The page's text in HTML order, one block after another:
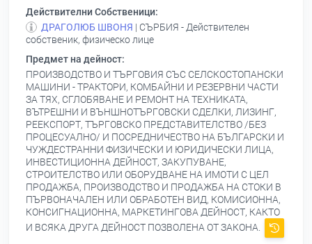
Действителни Собственици:
ДРАГОЛЮБ ШВОНЯ | СЪРБИЯ - Действителен
собственик, физическо лице
Предмет на дейност:
ПРОИЗВОДСТВО И ТЪРГОВИЯ СЪС СЕЛСКОСТОПАНСКИ
МАШИНИ - ТРАКТОРИ, КОМБАЙНИ И РЕЗЕРВНИ ЧАСТИ
ЗА ТЯХ, СГЛОБЯВАНЕ И РЕМОНТ НА ТЕХНИКАТА,
ВЪТРЕШНИ И ВЪНШНОТЪРГОВСКИ СДЕЛКИ, ЛИЗИНГ,
РЕЕКСПОРТ, ТЪРГОВСКО ПРЕДСТАВИТЕЛСТВО /БЕЗ
ПРОЦЕСУАЛНО/ И ПОСРЕДНИЧЕСТВО НА БЪЛГАРСКИ И
ЧУЖДЕСТРАННИ ФИЗИЧЕСКИ И ЮРИДИЧЕСКИ ЛИЦА,
ИНВЕСТИЦИОННА ДЕЙНОСТ, ЗАКУПУВАНЕ,
СТРОИТЕЛСТВО ИЛИ ОБОРУДВАНЕ НА ИМОТИ С ЦЕЛ
ПРОДАЖБА, ПРОИЗВОДСТВО И ПРОДАЖБА НА СТОКИ В
ПЪРВОНАЧАЛЕН ИЛИ ОБРАБОТЕН ВИД, КОМИСИОННА,
КОНСИГНАЦИОННА, МАРКЕТИНГОВА ДЕЙНОСТ, КАКТО
И ВСЯКА ДРУГА ДЕЙНОСТ ПОЗВОЛЕНА ОТ ЗАКОНА.